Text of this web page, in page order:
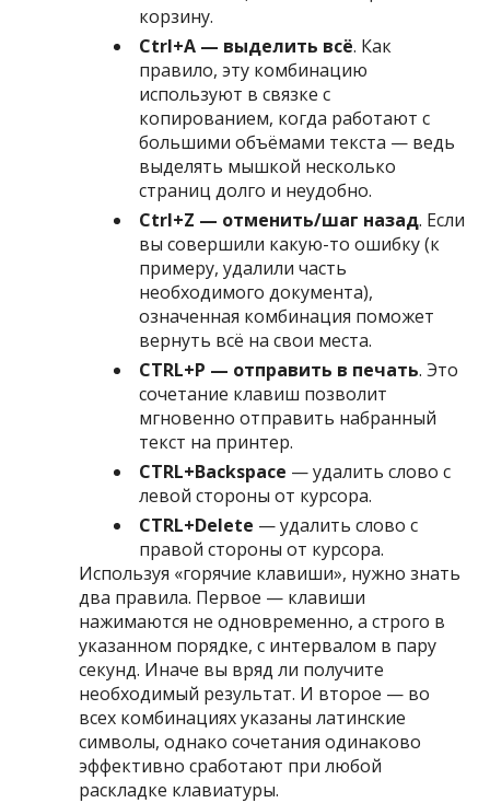
корзину.
Ctrl+A — выделить всё. Как
правило, эту комбинацию
используют в связке с
копированием, когда работают с
большими объёмами текста — ведь
выделять мышкой несколько
страниц долго и неудобно.
Ctrl+Z — отменить/шаг назад. Если
вы совершили какую-то ошибку (к
примеру, удалили часть
необходимого документа),
означенная комбинация поможет
вернуть всё на свои места.
CTRL+P — отправить в печать. Это
сочетание клавиш позволит
мгновенно отправить набранный
текст на принтер.
CTRL+Backspace — удалить слово с
левой стороны от курсора.
CTRL+Delete — удалить слово с
правой стороны от курсора.
Используя «горячие клавиши», нужно знать
два правила. Первое — клавиши
нажимаются не одновременно, а строго в
указанном порядке, с интервалом в пару
секунд. Иначе вы вряд ли получите
необходимый результат. И второе — во
всех комбинациях указаны латинские
символы, однако сочетания одинаково
эффективно сработают при любой
раскладке клавиатуры.